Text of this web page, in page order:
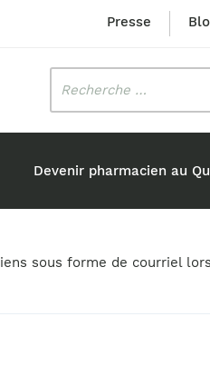
Presse
Devenir pharmacien au
et valeurs
sous forme de courriel